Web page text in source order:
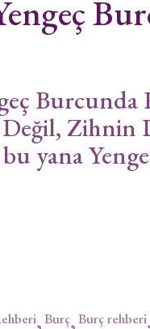
Zihnin
bu yana
Burç Burç rehberi